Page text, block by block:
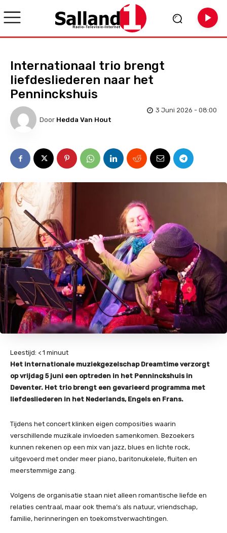
Internationaal trio brengt
liefdesliederen naar het
Penninckshuis
Door Hedda Van Hout
3 Juni 2026 - 08:00
Leestijd: < 1 minuut
Het internationale muziekgezelschap Dreamtime verzorgt
op vrijdag 5 juni een optreden in het Penninckshuis in
Deventer. Het trio brengt een gevarieerd programma met
liefdesliederen in het Nederlands, Engels en Frans.
Tijdens het concert klinken eigen composities waarin
verschillende muzikale invloeden samenkomen. Bezoekers
kunnen rekenen op een mix van jazz, blues en lichte rock,
uitgevoerd met onder meer piano, baritonukelele, fluiten en
meerstemmige zang.
Volgens de organisatie staan niet alleen romantische liefde en
relaties centraal, maar ook thema’s als natuur, vriendschap,
familie, herinneringen en toekomstverwachtingen.